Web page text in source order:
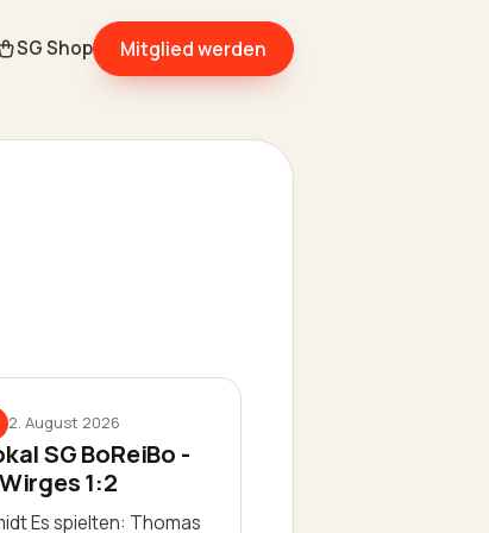
SG Shop Mitglied werden
2. August 2026
SG BoReiBo -
1:2
Es spielten: Thomas